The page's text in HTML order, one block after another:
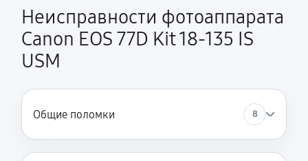
Неисправности фотоаппарата
Canon EOS 77D Kit 18-135 IS
USM
Общие поломки 8